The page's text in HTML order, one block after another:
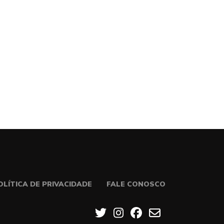
DE PRIVACIDADE FALE CONOSCO